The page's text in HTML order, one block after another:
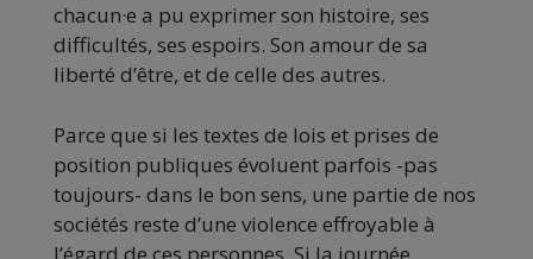
chacun·e a pu exprimer son histoire, ses
difficultés, ses espoirs. Son amour de sa
liberté d’être, et de celle des autres.
Parce que si les textes de lois et prises de
position publiques évoluent parfois -pas
toujours- dans le bon sens, une partie de nos
sociétés reste d’une violence effroyable à
l’égard de ces personnes. Si la journée